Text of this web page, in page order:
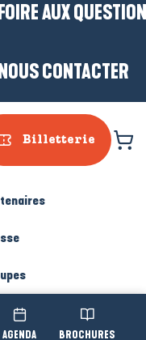
AGENDA BROCHURES
AUX
CONTACTER
Billetterie
?
sommes-nous ?
-Mentions légales-